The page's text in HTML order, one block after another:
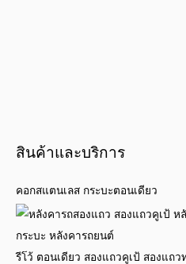
สินค้าและบริการ
คอกสแตนเลส กระบะตอนเดียว
รีโว้ ตอนเดียว สองแถวคูเป้ สองแถว